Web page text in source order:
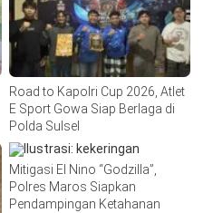
Road to Kapolri Cup 2026, Atlet
E Sport Gowa Siap Berlaga di
Polda Sulsel
Mitigasi El Nino “Godzilla”,
Polres Maros Siapkan
Pendampingan Ketahanan